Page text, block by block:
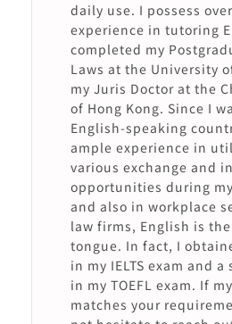
daily use. I possess
experience in tutoring
completed my
Laws at the University
my Juris Doctor at the
of Hong Kong. Since I
English-speaking
ample experience in
various exchange and
opportunities during
and also in workplace
law firms, English is
tongue. In fact, I
in my IELTS exam and
in my TOEFL exam. If
matches your